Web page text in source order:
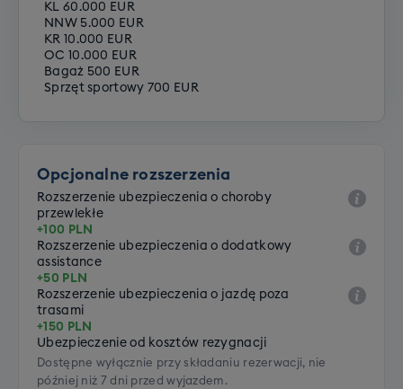
KL 60.000 EUR
NNW 5.000 EUR
KR 10.000 EUR
OC 10.000 EUR
Bagaż 500 EUR
Sprzęt sportowy 700 EUR
Opcjonalne rozszerzenia
Rozszerzenie ubezpieczenia o choroby
przewlekłe
+100 PLN
Rozszerzenie ubezpieczenia o dodatkowy
assistance
+50 PLN
Rozszerzenie ubezpieczenia o jazdę poza
trasami
+150 PLN
Ubezpieczenie od kosztów rezygnacji
Dostępne wyłącznie przy składaniu rezerwacji, nie
później niż 7 dni przed wyjazdem.